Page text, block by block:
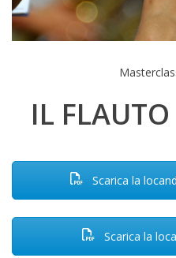
IL
Scarica la
Scarica la